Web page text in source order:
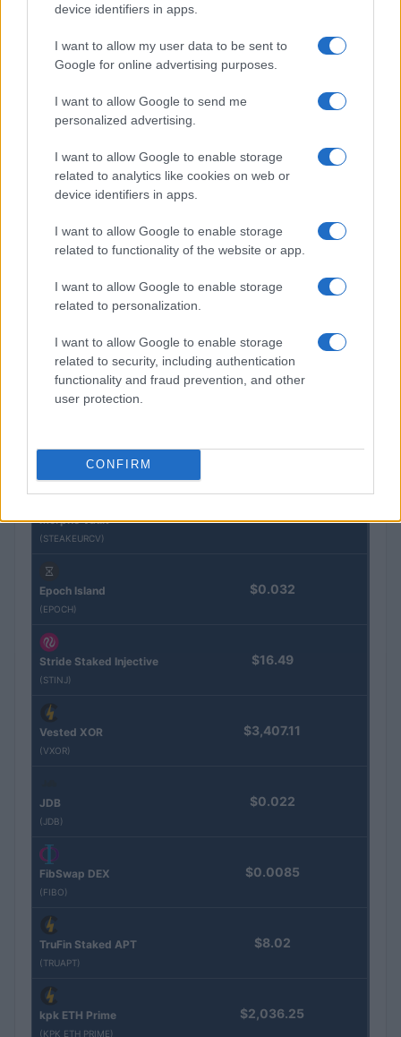
device identifiers in apps.
I want to allow my user data to be sent to
Google for online advertising purposes.
I want to allow Google to send me
personalized advertising.
I want to allow Google to enable storage
related to analytics like cookies on web or
device identifiers in apps.
I want to allow Google to enable storage
related to functionality of the website or app.
I want to allow Google to enable storage
related to personalization.
I want to allow Google to enable storage
related to security, including authentication
functionality and fraud prevention, and other
user protection.
CONFIRM
Petrolio in calo: Brent a 91,82$, ribassi a due cifre per greggio
Nome Prezzo
Eureka Bridged PAX
$4,187.30
Morpho Vault
(STEAKEURCV)
Epoch Island
(EPOCH)
$0.032
Stride Staked Injective
(STINJ)
$16.49
Vested XOR
(VXOR)
$3,407.11
JDB
(JDB)
$0.022
FibSwap DEX
(FIBO)
$0.0085
TruFin Staked APT
(TRUAPT)
$8.02
kpk ETH Prime
(KPK ETH PRIME)
$2,036.25